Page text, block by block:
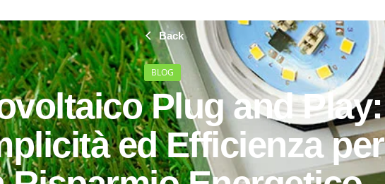
Back
BLOG
Plug and Play:
ed Efficienza per